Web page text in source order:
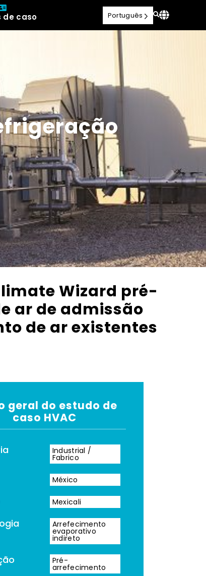
de caso Português
Wizard pré-
ar de admissão
de ar existentes
geral do estudo de
caso HVAC
Industrial /
Fabrico
México
Mexicali
Arrefecimento
evaporativo
indireto
Pré-
arrefecimento